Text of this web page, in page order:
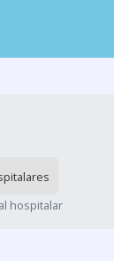
hospitalar